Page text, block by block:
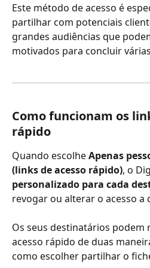
Este método de acesso é
partilhar com potenciais
grandes audiências que
motivados para concluir
Como funcionam os
rápido
Quando escolhe Apenas
(links de acesso rápido), o
personalizado para cada
revogar ou alterar o acesso
Os seus destinatários podem
acesso rápido de duas
como escolher partilhar o